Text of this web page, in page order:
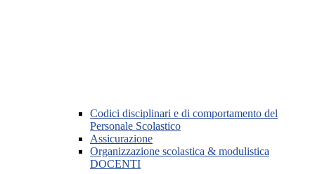
Codici disciplinari e di comportamento del
Personale Scolastico
Assicurazione
Organizzazione scolastica & modulistica
DOCENTI